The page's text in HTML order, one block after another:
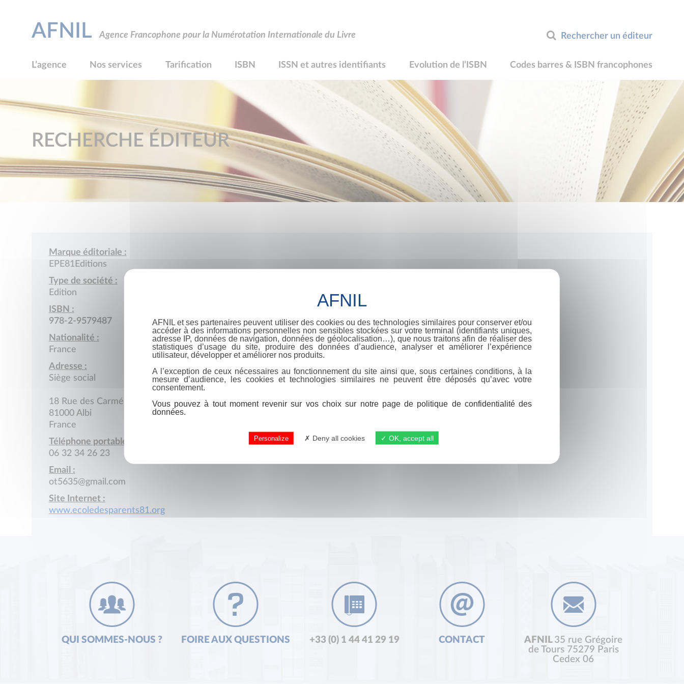
Rechercher un éditeur
AFNIL Agence Francophone pour la Numérotation Internationale du Livre
L’agence Nos services Tarification ISBN ISSN et autres identifiants Evolution de l’ISBN Codes barres & ISBN francophones
RECHERCHE ÉDITEUR
Marque éditoriale :
EPE81Editions
Type de société :
Edition
ISBN :
978-2-9579487
Nationalité :
France
Adresse :
Siège social
18 Rue des Carmélites
81000 Albi
France
Téléphone portable :
06 32 34 26 23
Email :
ot5635@gmail.com
Site Internet :
www.ecoledesparents81.org
QUI SOMMES-NOUS ? FOIRE AUX QUESTIONS +33 (0) 1 44 41 29 19 CONTACT AFNIL 35 rue Grégoire
de Tours 75279 Paris
Cedex 06
AFNIL et ses partenaires peuvent utiliser des cookies ou des technologies similaires pour conserver et/ou
accéder à des informations personnelles non sensibles stockées sur votre terminal (identifiants uniques,
adresse IP, données de navigation, données de géolocalisation…), que nous traitons afin de réaliser des
statistiques d’usage du site, produire des données d’audience, analyser et améliorer l’expérience
utilisateur, développer et améliorer nos produits.
A l’exception de ceux nécessaires au fonctionnement du site ainsi que, sous certaines conditions, à la
mesure d’audience, les cookies et technologies similaires ne peuvent être déposés qu’avec votre
consentement.
Vous pouvez à tout moment revenir sur vos choix sur notre page de politique de confidentialité des
données.
Personalize Deny all cookies OK, accept all